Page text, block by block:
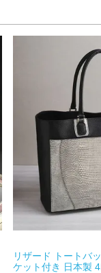
リザード トートバ
ケット付き 日本製